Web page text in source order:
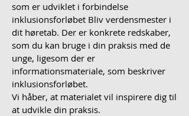
som er udviklet i forbindelse
inklusionsforløbet Bliv verdensmester i
dit høretab. Der er konkrete redskaber,
som du kan bruge i din praksis med de
unge, ligesom der er
informationsmateriale, som beskriver
inklusionsforløbet.
Vi håber, at materialet vil inspirere dig til
at udvikle din praksis.